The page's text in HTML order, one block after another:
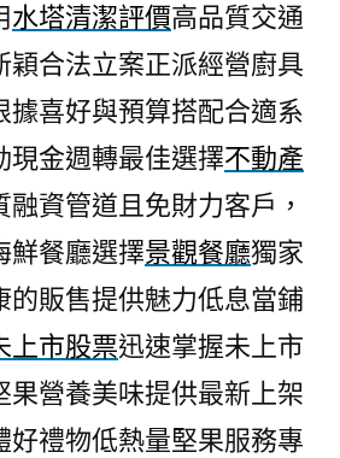
水塔清潔評價高品質交通
穎合法立案正派經營廚具
據喜好與預算搭配合適系
現金週轉最佳選擇不動產
融資管道且免財力客戶，
鮮餐廳選擇景觀餐廳獨家
的販售提供魅力低息當鋪
上市股票迅速掌握未上市
果營養美味提供最新上架
好禮物低熱量堅果服務專